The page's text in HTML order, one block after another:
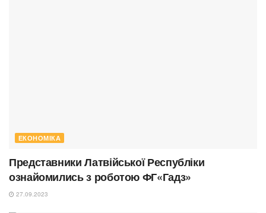
ЕКОНОМІКА
Представники Латвійської Республіки
ознайомились з роботою ФГ«Гадз»
27.09.2023